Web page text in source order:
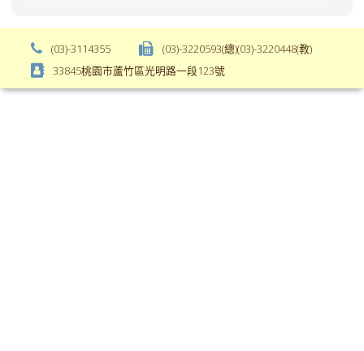
weight);
background-
color:
var(-
bs-
body-
font-
weight);
(03)-3114355
(03)-3220593(總)(03)-3220448(教)
33845桃園市蘆竹區光明路一段123號